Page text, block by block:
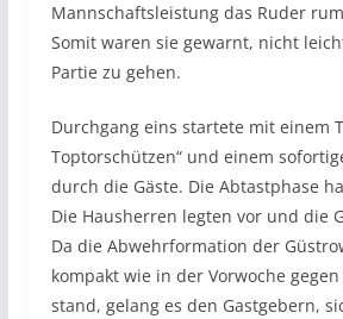
Mannschaftsleistung das Ruder
Somit waren sie gewarnt, nicht
Partie zu gehen.
Durchgang eins startete mit einem
Toptorschützen“ und einem
durch die Gäste. Die Abtastphase
Die Hausherren legten vor und die
Da die Abwehrformation der
kompakt wie in der Vorwoche gegen
stand, gelang es den Gastgebern,